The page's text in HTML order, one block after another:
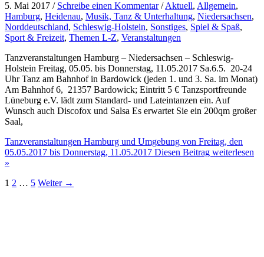
5. Mai 2017 / Schreibe einen Kommentar /Aktuell, Allgemein,
Hamburg, Heidenau, Musik, Tanz & Unterhaltung, Niedersachsen,
Norddeutschland, Schleswig-Holstein, Sonstiges, Spiel & Spaß,
Sport & Freizeit, Themen L-Z, Veranstaltungen
Tanzveranstaltungen Hamburg – Niedersachsen – Schleswig-
Holstein Freitag, 05.05. bis Donnerstag, 11.05.2017 Sa.6.5. 20-24
Uhr Tanz am Bahnhof in Bardowick (jeden 1. und 3. Sa. im Monat)
Am Bahnhof 6, 21357 Bardowick; Eintritt 5 € Tanzsportfreunde
Lüneburg e.V. lädt zum Standard- und Lateintanzen ein. Auf
Wunsch auch Discofox und Salsa Es erwartet Sie ein 200qm großer
Saal,
Tanzveranstaltungen Hamburg und Umgebung von Freitag, den
05.05.2017 bis Donnerstag, 11.05.2017 Diesen Beitrag weiterlesen
»
1 2 … 5 Weiter →